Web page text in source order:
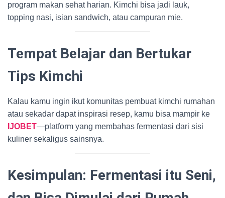
program makan sehat harian. Kimchi bisa jadi lauk,
topping nasi, isian sandwich, atau campuran mie.
Tempat Belajar dan Bertukar
Tips Kimchi
Kalau kamu ingin ikut komunitas pembuat kimchi rumahan
atau sekadar dapat inspirasi resep, kamu bisa mampir ke
IJOBET—platform yang membahas fermentasi dari sisi
kuliner sekaligus sainsnya.
Kesimpulan: Fermentasi itu Seni,